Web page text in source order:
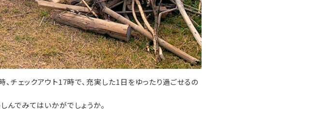
チェックアウト17時で、充実した1日をゆったり過ごせるの
んでみてはいかがでしょうか。